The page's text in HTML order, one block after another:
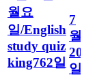
월요
일/English
study quiz
king762일
7
월
20
일